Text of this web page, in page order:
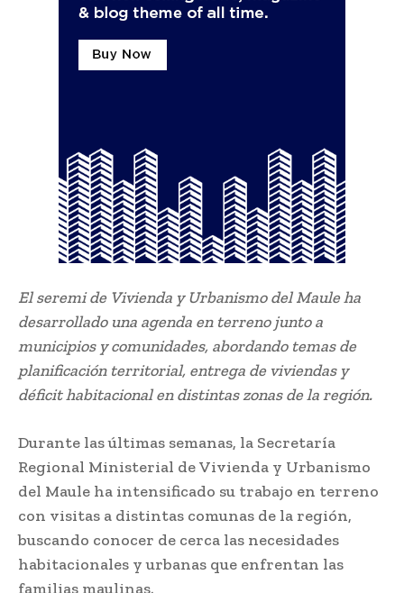
El seremi de Vivienda y Urbanismo del Maule ha
desarrollado una agenda en terreno junto a
municipios y comunidades, abordando temas de
planificación territorial, entrega de viviendas y
déficit habitacional en distintas zonas de la región.
Durante las últimas semanas, la Secretaría
Regional Ministerial de Vivienda y Urbanismo
del Maule ha intensificado su trabajo en terreno
con visitas a distintas comunas de la región,
buscando conocer de cerca las necesidades
habitacionales y urbanas que enfrentan las
familias maulinas.